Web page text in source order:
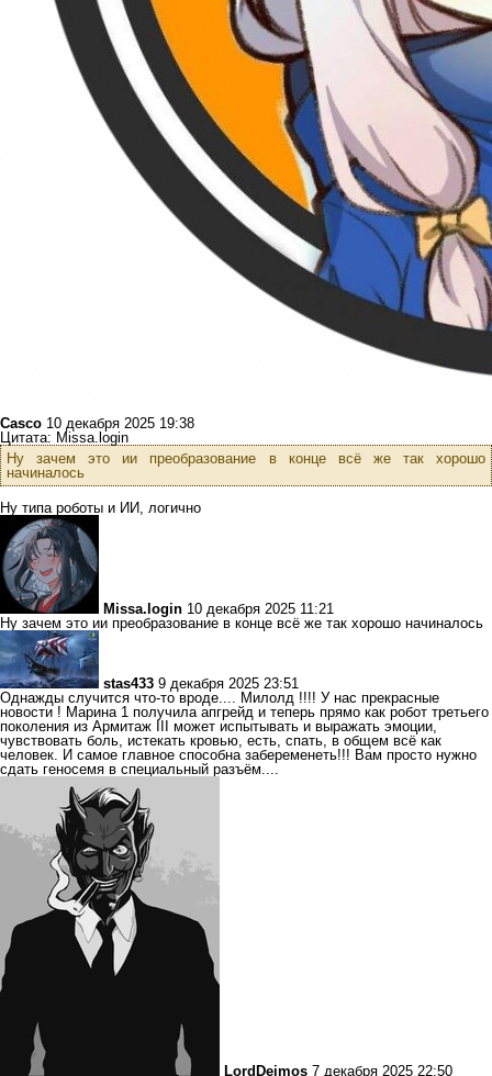
Casco 10 декабря 2025 19:38
Цитата: Missa.login
Ну зачем это ии преобразование в конце всё же так хорошо
начиналось
Ну типа роботы и ИИ, логично
Missa.login 10 декабря 2025 11:21
Ну зачем это ии преобразование в конце всё же так хорошо начиналось
stas433 9 декабря 2025 23:51
Однажды случится что-то вроде.... Милолд !!!! У нас прекрасные
новости ! Марина 1 получила апгрейд и теперь прямо как робот третьего
поколения из Армитаж III может испытывать и выражать эмоции,
чувствовать боль, истекать кровью, есть, спать, в общем всё как
человек. И самое главное способна забеременеть!!! Вам просто нужно
сдать геносемя в специальный разъём....
LordDeimos 7 декабря 2025 22:50